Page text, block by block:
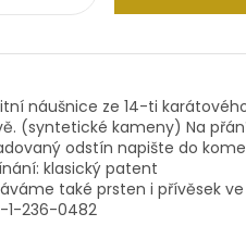
náušnice ze 14-ti
(syntetické kameny) Na
odstín napište do
klasický patent
také prsten i přívěsek
1-236-0482